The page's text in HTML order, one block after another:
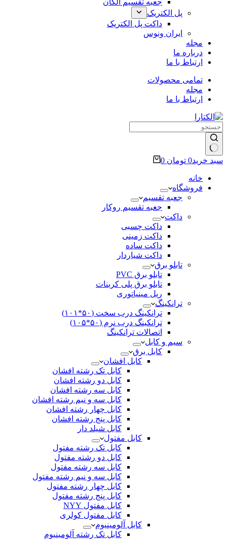
جعبه تقسیم الکان
پل الکتریک
داکت پل الکتریک
ایران ونوس
مجله
درباره ما
ارتباط با ما
تمامی محصولات
مجله
ارتباط با ما
سبد خرید0 تومان 0
خانه
فروشگاه
جعبه تقسیم
جعبه تقسیم روکار
داکت
داکت چسبی
داکت زمینی
داکت ساده
داکت شیاردار
تابلو برق
تابلو برق PVC
تابلو برق پلی کربنات
ریل مینیاتوری
ترانکینگ
ترانکینگ درب سخت (۵۰*۱۰۱)
ترانکینگ درب نرم (۵۰*۱۰۵)
اتصالات ترانکینگ
سیم و کابل
کابل برق
کابل افشان
کابل تک رشته افشان
کابل دو رشته افشان
کابل سه رشته افشان
کابل سه و نیم رشته افشان
کابل چهار رشته افشان
کابل پنج رشته افشان
کابل شیلد دار
کابل مفتول
کابل تک رشته مفتول
کابل دو رشته مفتول
کابل سه رشته مفتول
کابل سه و نیم رشته مفتول
کابل چهار رشته مفتول
کابل پنج رشته مفتول
کابل مفتول NYY
کابل مفتول کولری
کابل آلومینیوم
کابل تک رشته آلومینیوم